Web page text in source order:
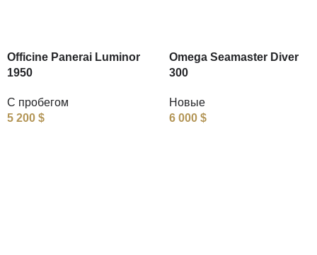
Officine Panerai Luminor
1950
С пробегом
5 200 $
Omega Seamaster Diver
300
Новые
6 000 $